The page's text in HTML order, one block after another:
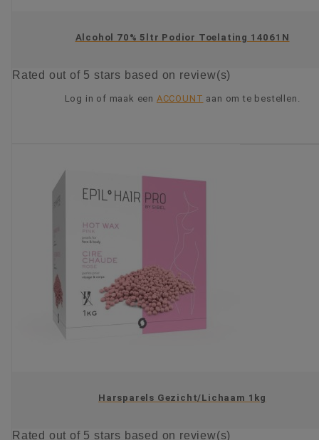
Alcohol 70% 5ltr Podior Toelating 14061N
Rated out of 5 stars based on review(s)
Log in of maak een ACCOUNT aan om te bestellen.
Harsparels Gezicht/Lichaam 1kg
Rated out of 5 stars based on review(s)